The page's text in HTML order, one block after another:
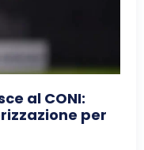
al CONI:
per